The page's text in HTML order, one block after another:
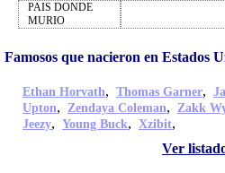
PAIS DONDE
MURIO
Famosos que nacieron en Estados
Ethan Horvath, Thomas Garner,
Upton, Zendaya Coleman, Zakk
Jeezy, Young Buck, Xzibit,
Ver